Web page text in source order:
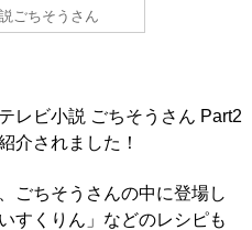
ごちそうさん
レビ小説 ごちそうさん Part2
介されました！
ごちそうさんの中に登場し
すくりん」などのレシピも